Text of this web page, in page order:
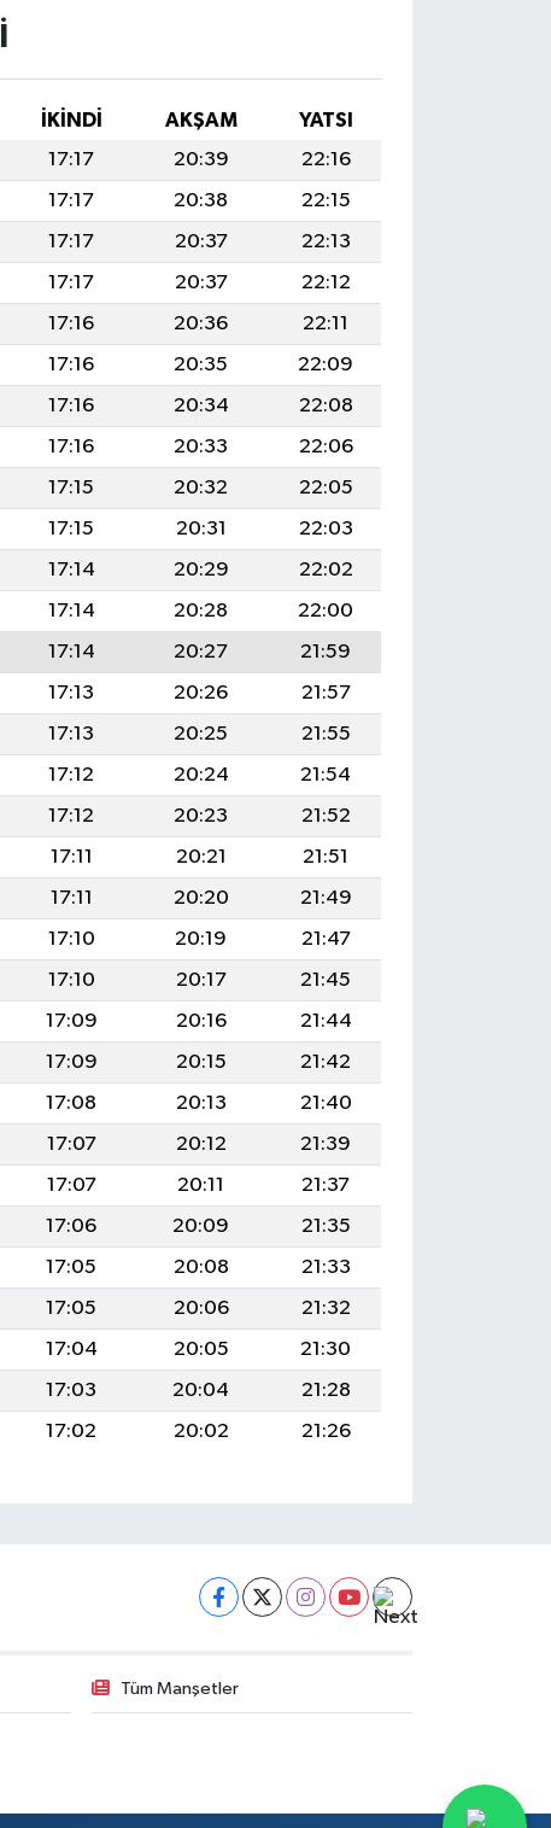
İKINDI AKŞAM
YATSI
17:17 20:39
22:16
17:17 20:38
22:15
17:17 20:37
22:13
17:17 20:37
22:12
17:16 20:36
22:11
17:16 20:35
22:09
17:16 20:34
22:08
17:16 20:33
22:06
17:15 20:32
22:05
17:15 20:31
22:03
17:14 20:29
22:02
17:14 20:28
22:00
17:14 20:27
21:59
17:13 20:26
21:57
17:13 20:25
21:55
17:12 20:24
21:54
17:12 20:23
21:52
17:11 20:21
21:51
17:11 20:20
21:49
17:10 20:19
21:47
17:10 20:17
21:45
17:09 20:16
21:44
17:09 20:15
21:42
17:08 20:13
21:40
17:07 20:12
21:39
17:07 20:11
21:37
17:06 20:09
21:35
17:05 20:08
21:33
17:05 20:06
21:32
17:04 20:05
21:30
17:03 20:04
21:28
17:02 20:02 21:26
Tüm Manşetler